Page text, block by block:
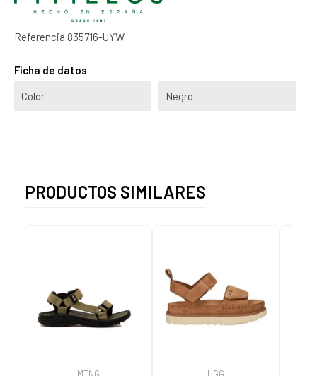
Referencia 835716-UYW
Ficha de datos
Color Negro
PRODUCTOS SIMILARES